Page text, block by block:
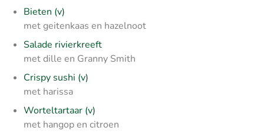
Bieten (v)
met geitenkaas en hazelnoot
Salade rivierkreeft
met dille en Granny Smith
Crispy sushi (v)
met harissa
Worteltartaar (v)
met hangop en citroen